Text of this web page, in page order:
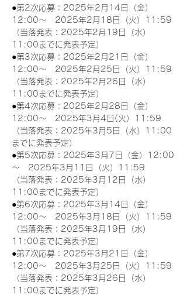
●第2次応募：2025年2月14日（金）
12:00～　2025年2月18日（火）11:59
（当落発表：2025年2月19日（水）
11:00までに発表予定）
●第3次応募：2025年2月21日（金）
12:00～　2025年2月25日（火）11:59
（当落発表：2025年2月26日（水）
11:00までに発表予定）
●第4次応募：2025年2月28日（金）
12:00～　2025年3月4日(火）11:59
（当落発表：2025年3月5日（水）11:00
までに発表予定）
●第5次応募：2025年3月7日（金）12:00
～　2025年3月11日（火）11:59
（当落発表：2025年3月12日（水）
11:00までに発表予定）
●第6次応募：2025年3月14日（金）
12:00～　2025年3月18日（火）11:59
（当落発表：2025年3月19日（水）
11:00までに発表予定）
●第7次応募：2025年3月21日（金）
12:00～　2025年3月25日（火）11:59
（当落発表：2025年3月26日（水）
11:00までに発表予定）